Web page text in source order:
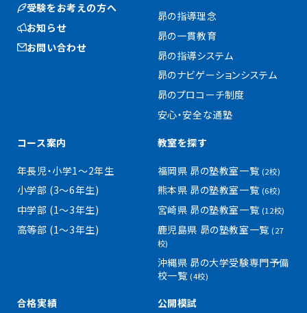
受験をお考えの方へ
お知らせ
お問い合わせ
昴の指導理念
昴の一貫教育
昴の指導システム
昴のナビゲーションシステム
昴のプロコーチ制度
安心・安全な通塾
コース案内
年長児・小学1〜2年生
小学部 (3〜6年生)
中学部 (1〜3年生)
高等部 (1〜3年生)
教室を探す
福岡県 昴の塾教室一覧 (2校)
熊本県 昴の塾教室一覧 (6校)
宮崎県 昴の塾教室一覧 (12校)
鹿児島県 昴の塾教室一覧(27
校)
沖縄県 昴の大学受験専門予備
校一覧 (4校)
合格実績 公開模試